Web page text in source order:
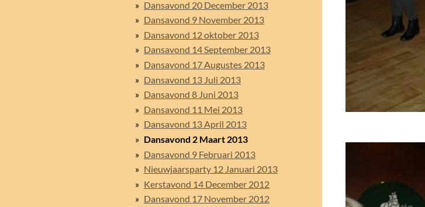
Dansavond 20 December 2013
Dansavond 9 November 2013
Dansavond 12 oktober 2013
Dansavond 14 September 2013
Dansavond 17 Augustes 2013
Dansavond 13 Juli 2013
Dansavond 8 Juni 2013
Dansavond 11 Mei 2013
Dansavond 13 April 2013
Dansavond 2 Maart 2013
Dansavond 9 Februari 2013
Nieuwjaarsparty 12 Januari 2013
Kerstavond 14 December 2012
Dansavond 17 November 2012